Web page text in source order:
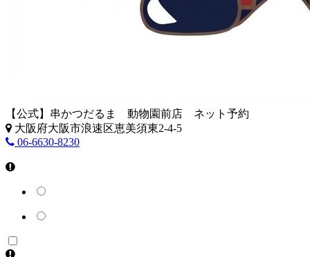
【公式】串かつだるま 動物園前店 ネット予約
大阪府大阪市浪速区恵美須東2-4-5
06-6630-8230